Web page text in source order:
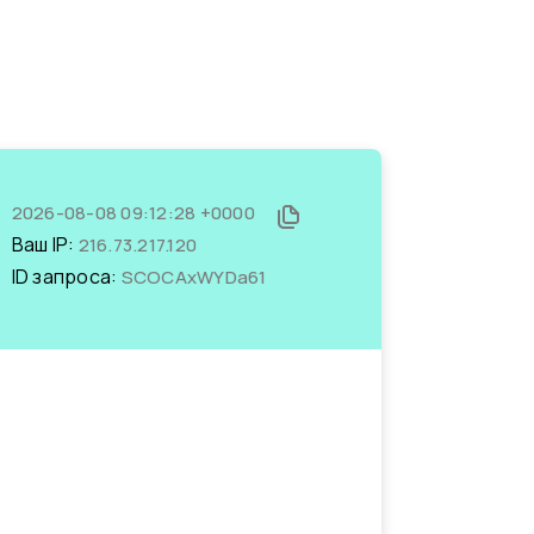
2026-08-08 09:12:28 +0000
Ваш IP: 216.73.217.120
ID запроса: SCOCAxWYDa61